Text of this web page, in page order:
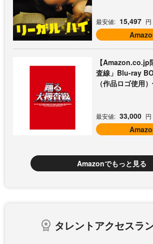
最安値: 15,497 円
【Amazon.co.jp
査線」Blu-ray
（作品ロゴ使用
最安値: 33,000 円
Amazonでもっと見る
タレントアクセスラ